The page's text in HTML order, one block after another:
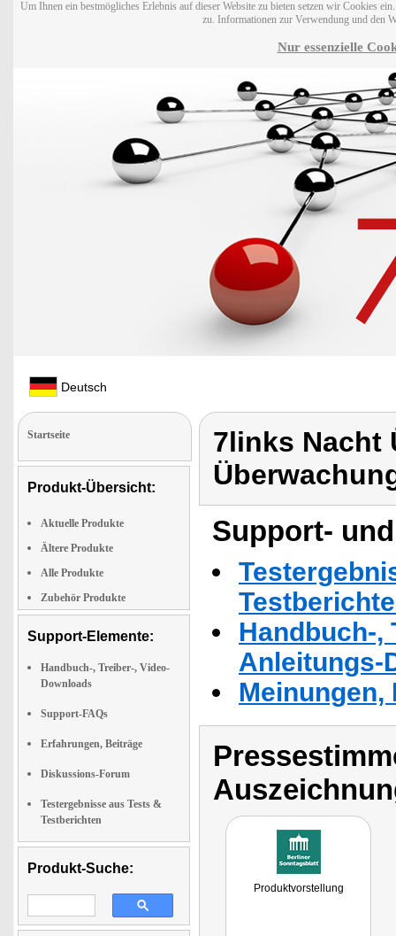
Um Ihnen ein bestmögliches Erlebnis auf dieser Website zu bieten setzen wir Cookies
zu. Informationen zur Verwendung und den
Nur essenzielle
Deutsch
Startseite
Produkt-Übersicht:
Aktuelle Produkte
Ältere Produkte
Alle Produkte
Zubehör Produkte
Support-Elemente:
Handbuch-, Treiber-, Video-
Downloads
Support-FAQs
Erfahrungen, Beiträge
Diskussions-Forum
Testergebnisse aus Tests &
Testberichten
Produkt-Suche:
7links Nacht
Support-
Handbuch-,
Anleitungs-
Produktvorstellung